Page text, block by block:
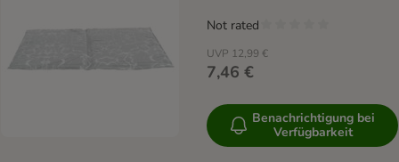
UVP 12,99 €
7,46 €
Not rated
Benachrichtigung bei
Verfügbarkeit